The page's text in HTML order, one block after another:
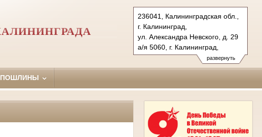
развернуть
236041, Калининградская обл.,
г. Калининград,
ул. Александра Невского, д. 29
а/я 5060, г. Калининград,
236035 (почт.)
Тел.: (4012) 53-13-75, 51-27-15
leningradsky.kln@sudrf.ru